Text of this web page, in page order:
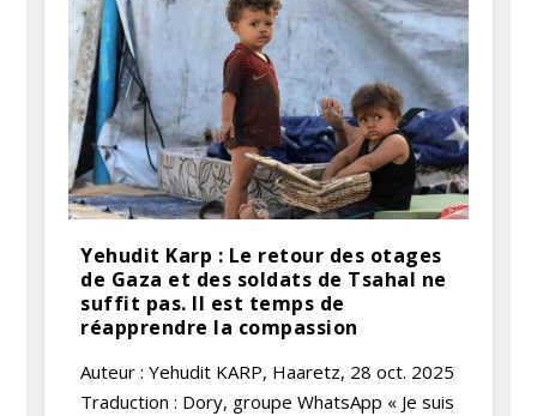
Yehudit Karp : Le retour des otages
de Gaza et des soldats de Tsahal ne
suffit pas. Il est temps de
réapprendre la compassion
Auteur : Yehudit KARP, Haaretz, 28 oct. 2025
Traduction : Dory, groupe WhatsApp « Je suis